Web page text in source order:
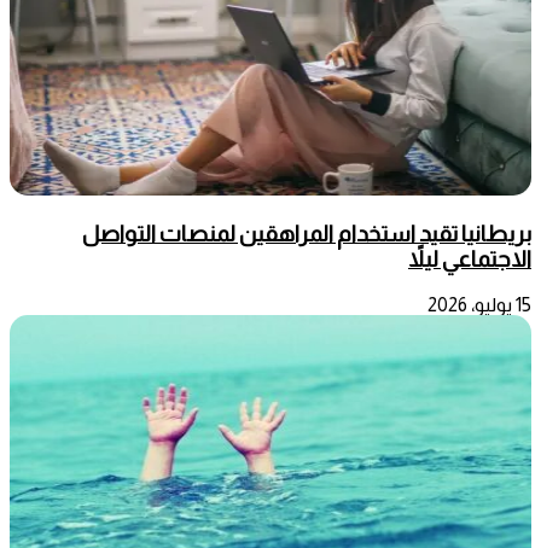
بريطانيا تقيد استخدام المراهقين لمنصات التواصل
الاجتماعي ليلاً
15 يوليو، 2026